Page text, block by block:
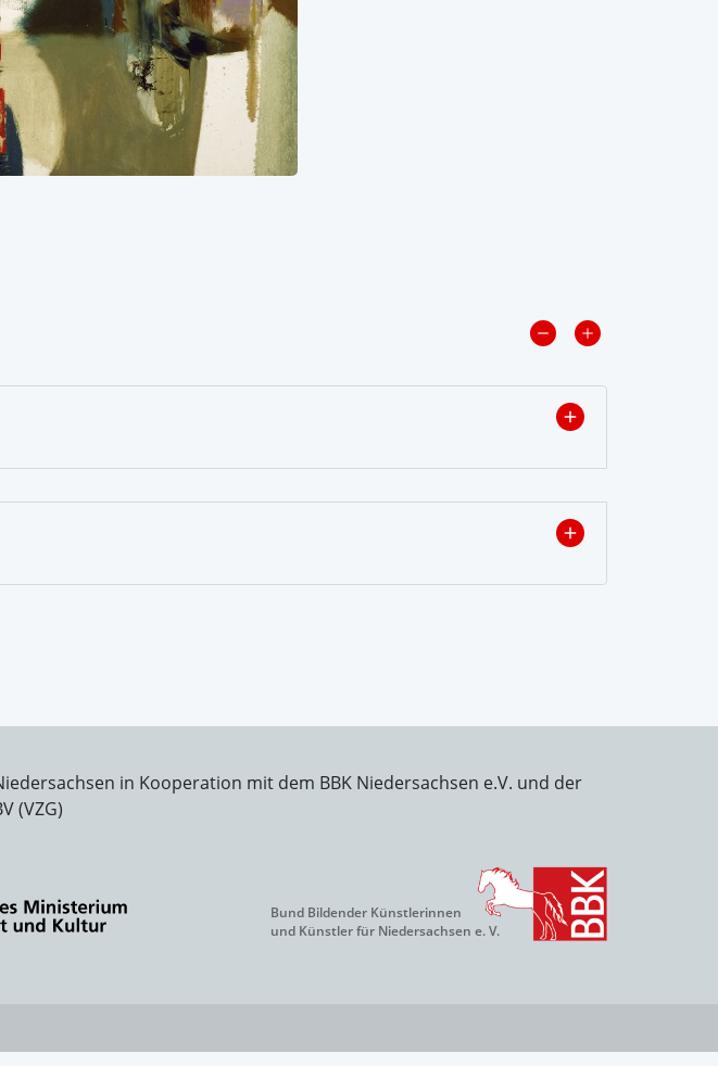
in Kooperation mit dem BBK Niedersachsen e.V. und der
(VZG)
Bund Bildender Künstlerinnen
und Künstler für Niedersachsen e. V.